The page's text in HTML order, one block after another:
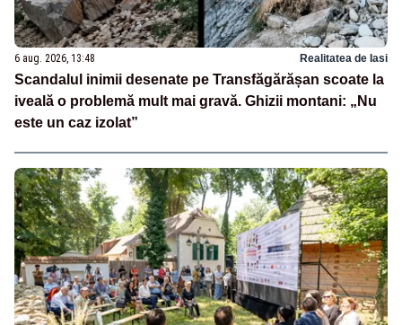
6 aug. 2026, 13:48 Realitatea de Iasi
Scandalul inimii desenate pe Transfăgărășan scoate la
iveală o problemă mult mai gravă. Ghizii montani: „Nu
este un caz izolat”